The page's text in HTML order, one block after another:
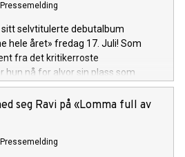
Pressemelding
sitt selvtitulerte debutalbum
hele året» fredag 17. Juli! Som
fra det kritikerroste
hun nå for alvor sin plass som
inn i et personlig og ujålete
og ærlighet.
seg Ravi på «Lomma full av
Pressemelding